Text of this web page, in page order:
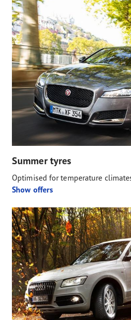
Summer tyres
Optimised for temperature
Show offers